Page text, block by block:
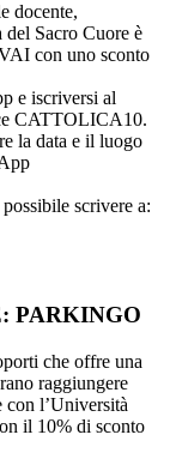
docente,
Sacro Cuore è
con uno sconto
e iscriversi al
CATTOLICA10.
la data e il luogo
scrivere a:
PARKINGO
che offre una
raggiungere
con l’Università
il 10% di sconto